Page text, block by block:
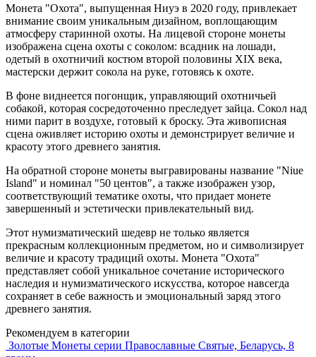
Монета "Охота", выпущенная Ниуэ в 2020 году, привлекает
внимание своим уникальным дизайном, воплощающим
атмосферу старинной охоты. На лицевой стороне монеты
изображена сцена охоты с соколом: всадник на лошади,
одетый в охотничий костюм второй половины XIX века,
мастерски держит сокола на руке, готовясь к охоте.
В фоне виднеется погонщик, управляющий охотничьей
собакой, которая сосредоточенно преследует зайца. Сокол над
ними парит в воздухе, готовый к броску. Эта живописная
сцена оживляет историю охоты и демонстрирует величие и
красоту этого древнего занятия.
На обратной стороне монеты выгравированы название "Niue
Island" и номинал "50 центов", а также изображен узор,
соответствующий тематике охоты, что придает монете
завершенный и эстетически привлекательный вид.
Этот нумизматический шедевр не только является
прекрасным коллекционным предметом, но и символизирует
величие и красоту традиций охоты. Монета "Охота"
представляет собой уникальное сочетание исторического
наследия и нумизматического искусства, которое навсегда
сохраняет в себе важность и эмоциональный заряд этого
древнего занятия.
Рекомендуем в категории
Золотые Монеты серии Православные Святые, Беларусь, 8